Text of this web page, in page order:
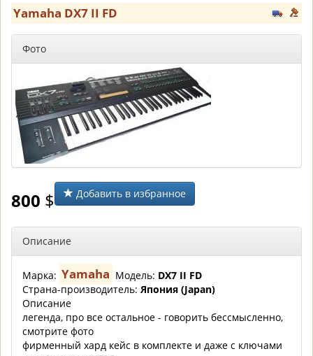
Yamaha DX7 II FD
Фото
800 $ Добавить в избранное
Описание
Марка: Yamaha Модель: DX7 II FD
Страна-производитель: Япония (Japan)
Описание
легенда, про все остальное - говорить бессмысленно,
смотрите фото
фирменный хард кейс в комплекте и даже с ключами